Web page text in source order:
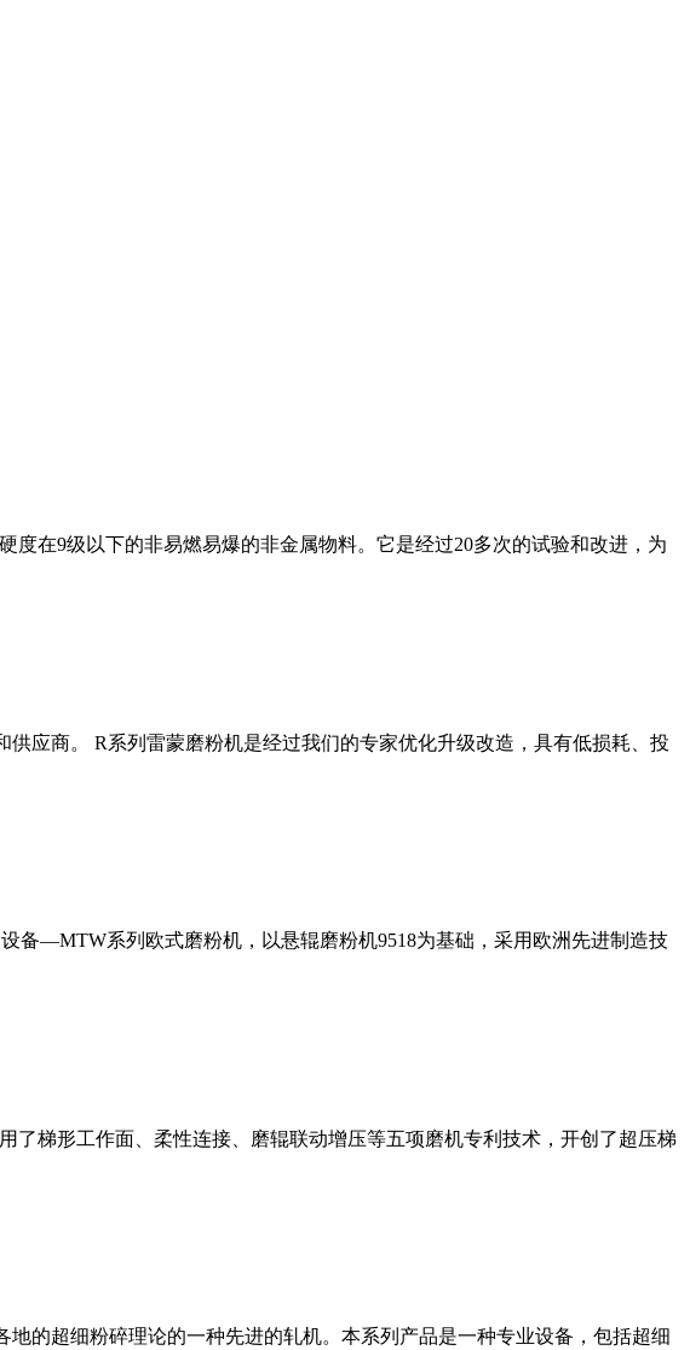
在9级以下的非易燃易爆的非金属物料。它是经过20多次的试验和改进，为
应商。 R系列雷蒙磨粉机是经过我们的专家优化升级改造，具有低损耗、投
备—MTW系列欧式磨粉机，以悬辊磨粉机9518为基础，采用欧洲先进制造技
梯形工作面、柔性连接、磨辊联动增压等五项磨机专利技术，开创了超压梯
的超细粉碎理论的一种先进的轧机。本系列产品是一种专业设备，包括超细